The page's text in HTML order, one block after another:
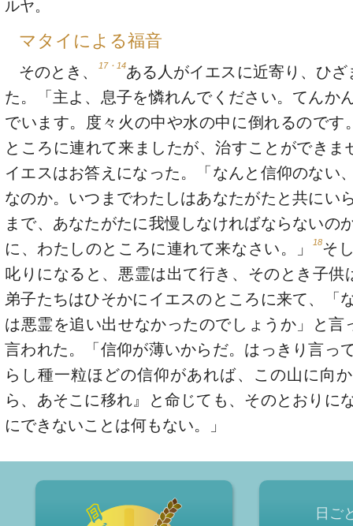
ルヤ。
マタイによる福音
そのとき、 17・14ある人がイエスに近寄り、ひざ
た。「主よ、息子を憐れんでください。てんか
でいます。度々火の中や水の中に倒れるのです
ところに連れて来ましたが、治すことができま
イエスはお答えになった。「なんと信仰のない
なのか。いつまでわたしはあなたがたと共にい
まで、あなたがたに我慢しなければならないの
に、わたしのところに連れて来なさい。」
18そ
叱りになると、悪霊は出て行き、そのとき子供
弟子たちはひそかにイエスのところに来て、「
は悪霊を追い出せなかったのでしょうか」と言
言われた。「信仰が薄いからだ。はっきり言っ
らし種一粒ほどの信仰があれば、この山に向
ら、あそこに移れ』と命じても、そのとおりに
にできないことは何もない。」
日ご